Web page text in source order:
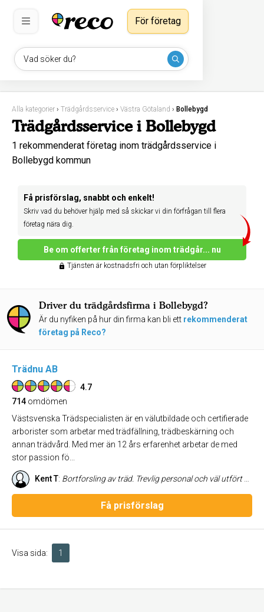
Vad söker du?
För företag
Alla kategorier › Trädgårdsservice › Västra Götaland › Bollebygd
Trädgårdsservice i Bollebygd
1 rekommenderat företag inom trädgårdsservice i
Bollebygd kommun
Få prisförslag, snabbt och enkelt!
Skriv vad du behöver hjälp med så skickar vi din förfrågan till flera
företag nära dig.
Be om offerter från företag inom trädgår... nu
Tjänsten är kostnadsfri och utan förpliktelser
Driver du trädgårdsfirma i Bollebygd?
Är du nyfiken på hur din firma kan bli ett rekommenderat
företag på Reco?
Trädnu AB
4.7
714 omdömen
Västsvenska Trädspecialisten är en välutbildade och certifierade
arborister som arbetar med trädfällning, trädbeskärning och
annan trädvård. Med mer än 12 års erfarenhet arbetar de med
stor passion fö...
Kent T: Bortforsling av träd. Trevlig personal och väl utfört arbete.
Få prisförslag
Visa sida: 1